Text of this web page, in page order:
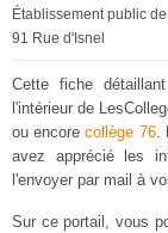
Établissement public
91 Rue d'Isnel
Cette fiche détaillant
l'intérieur de
ou encorecollège 76.
avez apprécié les
l'envoyer par mail à
Sur ce portail, vous